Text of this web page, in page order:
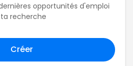
opportunités d'emploi
recherche
Créer